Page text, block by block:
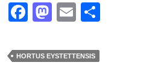
F
c
M
st
E
ail
HORTUS EYSTETTENSIS